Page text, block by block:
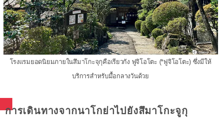
โรงแรมยอดนิยมภายในสึมาโกะจุกุคือเรียวกัง ฟูจิโอโตะ (*ฟูจิโอโตะ) ซึ่งมีให้
บริการสำหรับมื้อกลางวันด้วย
การเดินทางจากนาโกย่าไปยังสึมาโกะจูกุ